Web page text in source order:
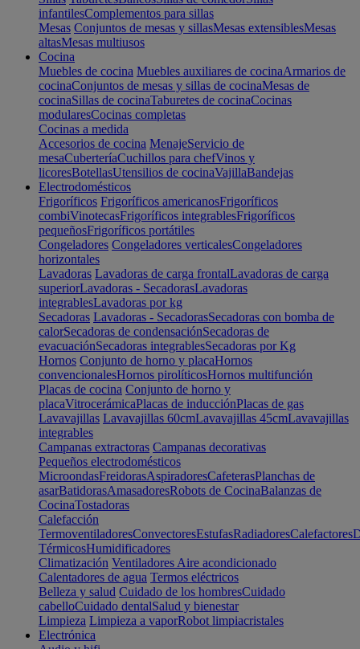
infantilesComplementos para sillas
Mesas Conjuntos de mesas y sillasMesas extensiblesMesas
altasMesas multiusos
Cocina
Muebles de cocina Muebles auxiliares de cocinaArmarios de
cocinaConjuntos de mesas y sillas de cocinaMesas de
cocinaSillas de cocinaTaburetes de cocinaCocinas
modularesCocinas completas
Cocinas a medida
Accesorios de cocina MenajeServicio de
mesaCuberteríaCuchillos para chefVinos y
licoresBotellasUtensilios de cocinaVajillaBandejas
Electrodomésticos
Frigoríficos Frigoríficos americanosFrigoríficos
combiVinotecasFrigoríficos integrablesFrigoríficos
pequeñosFrigoríficos portátiles
Congeladores Congeladores verticalesCongeladores
horizontales
Lavadoras Lavadoras de carga frontalLavadoras de carga
superiorLavadoras - SecadorasLavadoras
integrablesLavadoras por kg
Secadoras Lavadoras - SecadorasSecadoras con bomba de
calorSecadoras de condensaciónSecadoras de
evacuaciónSecadoras integrablesSecadoras por Kg
Hornos Conjunto de horno y placaHornos
convencionalesHornos pirolíticosHornos multifunción
Placas de cocina Conjunto de horno y
placaVitrocerámicaPlacas de inducciónPlacas de gas
Lavavajillas Lavavajillas 60cmLavavajillas 45cmLavavajillas
integrables
Campanas extractoras Campanas decorativas
Pequeños electrodomésticos
MicroondasFreidorasAspiradoresCafeterasPlanchas de
asarBatidorasAmasadoresRobots de CocinaBalanzas de
CocinaTostadoras
Calefacción
TermoventiladoresConvectoresEstufasRadiadoresCalefactores
TérmicosHumidificadores
Climatización Ventiladores Aire acondicionado
Calentadores de agua Termos eléctricos
Belleza y salud Cuidado de los hombresCuidado
cabelloCuidado dentalSalud y bienestar
Limpieza Limpieza a vaporRobot limpiacristales
Electrónica